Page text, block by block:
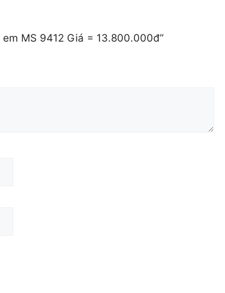
MS 9412 Giá = 13.800.000đ”